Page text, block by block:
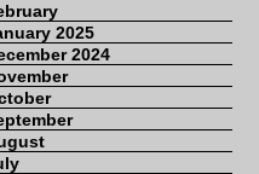
2025
2024